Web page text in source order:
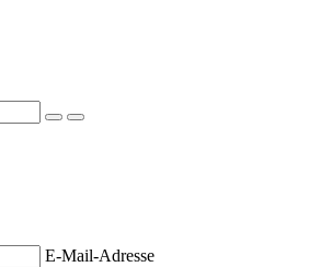
E-Mail-Adresse